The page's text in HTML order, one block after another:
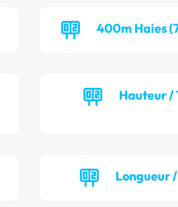
400m Haies
Hauteur /
Longueur